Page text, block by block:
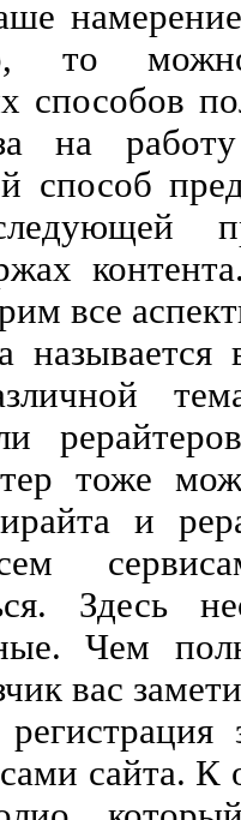
то
способов
на
способ
все
называется
тоже
и
Здесь
Чем
вас
сайта. К